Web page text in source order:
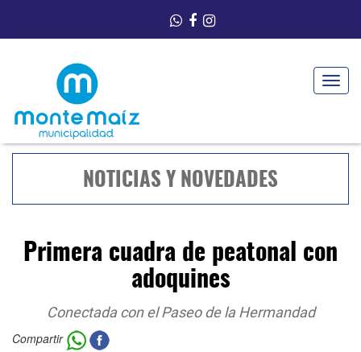
Toggle
NOTICIAS Y NOVEDADES
Primera cuadra de peatonal con
adoquines
Conectada con el Paseo de la Hermandad
Compartir